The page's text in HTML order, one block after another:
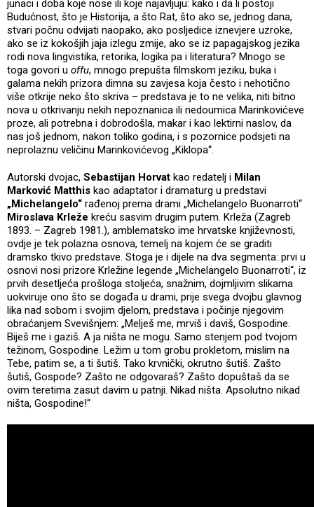
junaci i doba koje nose ili koje najavljuju: kako i da li postoji
Budućnost, što je Historija, a što Rat, što ako se, jednog dana,
stvari počnu odvijati naopako, ako posljedice iznevjere uzroke,
ako se iz kokošjih jaja izlegu zmije, ako se iz papagajskog jezika
rodi nova lingvistika, retorika, logika pa i literatura? Mnogo se
toga govori u offu, mnogo prepušta filmskom jeziku, buka i
galama nekih prizora dimna su zavjesa koja često i nehotično
više otkrije neko što skriva – predstava je to ne velika, niti bitno
nova u otkrivanju nekih nepoznanica ili nedoumica Marinkovićeve
proze, ali potrebna i dobrodošla, makar i kao lektirni naslov, da
nas još jednom, nakon toliko godina, i s pozornice podsjeti na
neprolaznu veličinu Marinkovićevog „Kiklopa“.
Autorski dvojac, Sebastijan Horvat kao redatelj i Milan
Marković Matthis kao adaptator i dramaturg u predstavi
„Michelangelo“ rađenoj prema drami „Michelangelo Buonarroti“
Miroslava Krleže kreću sasvim drugim putem. Krleža (Zagreb
1893. – Zagreb 1981.), amblematsko ime hrvatske književnosti,
ovdje je tek polazna osnova, temelj na kojem će se graditi
dramsko tkivo predstave. Stoga je i dijele na dva segmenta: prvi u
osnovi nosi prizore Krležine legende „Michelangelo Buonarroti“, iz
prvih desetljeća prošloga stoljeća, snažnim, dojmljivim slikama
uokviruje ono što se događa u drami, prije svega dvojbu glavnog
lika nad sobom i svojim djelom, predstava i počinje njegovim
obraćanjem Svevišnjem: „Melješ me, mrviš i daviš, Gospodine.
Biješ me i gaziš. A ja ništa ne mogu. Samo stenjem pod tvojom
težinom, Gospodine. Ležim u tom grobu prokletom, mislim na
Tebe, patim se, a ti šutiš. Tako krvnički, okrutno šutiš. Zašto
šutiš, Gospode? Zašto ne odgovaraš? Zašto dopuštaš da se
ovim teretima zasut davim u patnji. Nikad ništa. Apsolutno nikad
ništa, Gospodine!“